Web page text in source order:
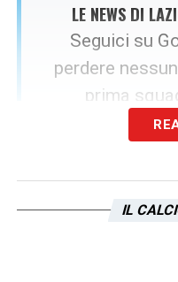
LE NEWS DI
Seguici su
perdere
prima
ToppmöllerIL